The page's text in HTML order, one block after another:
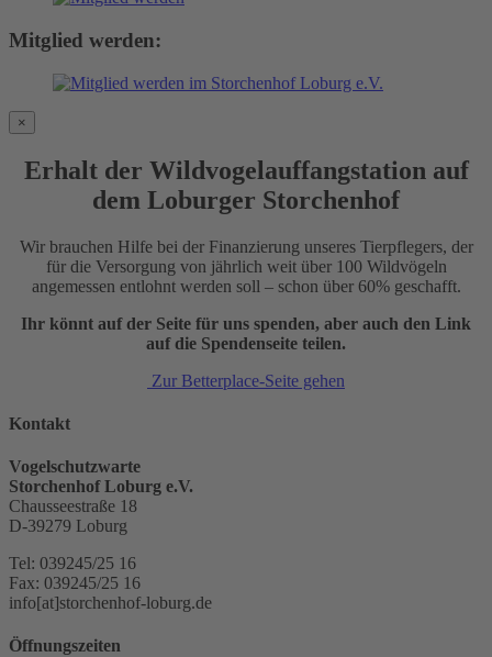
Mitglied werden:
×
Erhalt der Wildvogelauffangstation auf
dem Loburger Storchenhof
Wir brauchen Hilfe bei der Finanzierung unseres Tierpflegers, der
für die Versorgung von jährlich weit über 100 Wildvögeln
angemessen entlohnt werden soll – schon über 60% geschafft.
Ihr könnt auf der Seite für uns spenden, aber auch den Link
auf die Spendenseite teilen.
Zur Betterplace-Seite gehen
Kontakt
Vogelschutzwarte
Storchenhof Loburg e.V.
Chausseestraße 18
D-39279 Loburg
Tel: 039245/25 16
Fax: 039245/25 16
info[at]storchenhof-loburg.de
Öffnungszeiten